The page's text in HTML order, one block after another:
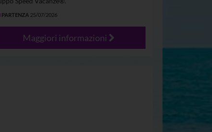
PARTENZA 25/07/2026
Maggiori informazioni